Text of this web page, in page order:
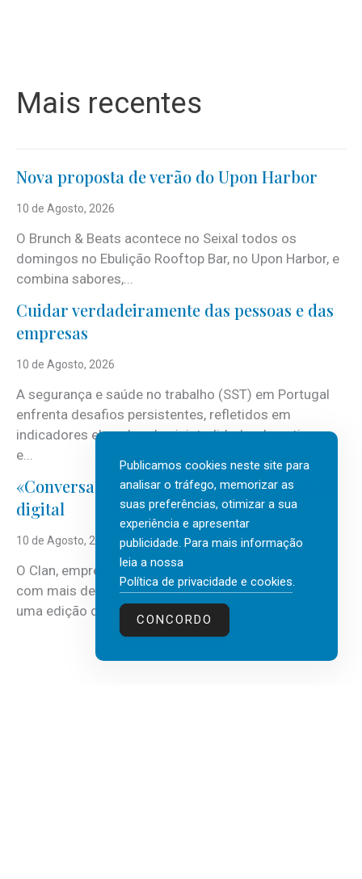
Mais recentes
Nova proposta de verão do Upon Harbor
10 de Agosto, 2026
O Brunch & Beats acontece no Seixal todos os
domingos no Ebulição Rooftop Bar, no Upon Harbor, e
combina sabores,...
Cuidar verdadeiramente das pessoas e das
empresas
10 de Agosto, 2026
A segurança e saúde no trabalho (SST) em Portugal
enfrenta desafios persistentes, refletidos em
indicadores elevados de sinistralidade, absentismo
e...
«Conversas do Clan» sobre transformação
digital
10 de Agosto, 2026
O Clan, empresa portuguesa de recursos humanos
com mais de 30 anos de atividade, vai realizar mais
uma edição do...
Publicamos cookies neste site para
analisar o tráfego, memorizar as
suas preferências, otimizar a sua
experiência e apresentar
publicidade. Para mais informação
leia a nossa
Política de privacidade e cookies.
CONCORDO